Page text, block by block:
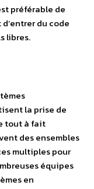
préférable de
du code
libres.
la prise de
tout à fait
des ensembles
multiples pour
équipes
en